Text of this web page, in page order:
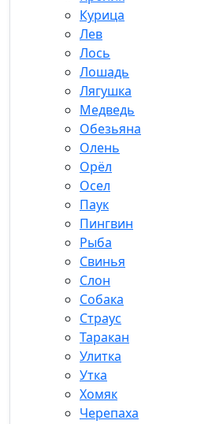
Курица
Лев
Лось
Лошадь
Лягушка
Медведь
Обезьяна
Олень
Орёл
Осел
Паук
Пингвин
Рыба
Свинья
Слон
Собака
Страус
Таракан
Улитка
Утка
Хомяк
Черепаха